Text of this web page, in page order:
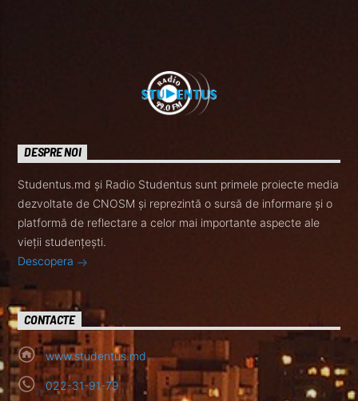
DESPRE NOI
Studentus.md și Radio Studentus sunt primele proiecte media
dezvoltate de CNOSM și reprezintă o sursă de informare și o
platformă de reflectare a celor mai importante aspecte ale
vieții studențești.
Descopera
CONTACTE
www.studentus.md
022-31-91-79